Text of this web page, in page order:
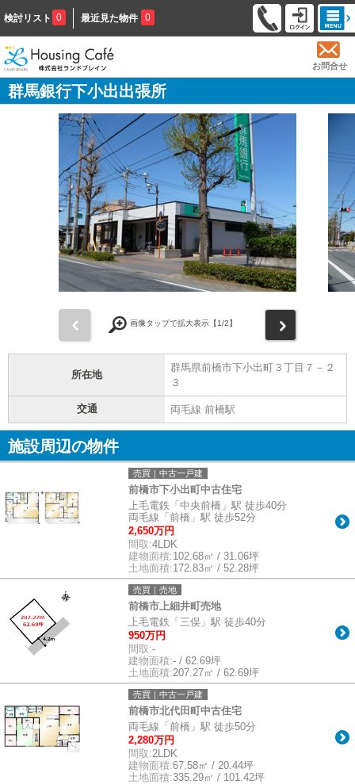
検討リスト 0 最近見た物件 0
お問合せ
群馬銀行下小出出張所
画像タップで拡大表示【1/2】
所在地
群馬県前橋市下小出町３丁目７－２
３
交通 両毛線 前橋駅
施設周辺の物件
売買｜中古一戸建
前橋市下小出町中古住宅
上毛電鉄「中央前橋」駅 徒歩40分
両毛線「前橋」駅 徒歩52分
2,650万円
間取:4LDK
建物面積:102.68㎡ / 31.06坪
土地面積:172.83㎡ / 52.28坪
売買｜売地
前橋市上細井町売地
上毛電鉄「三俣」駅 徒歩40分
950万円
間取:-
建物面積:- / 62.69坪
土地面積:207.27㎡ / 62.69坪
売買｜中古一戸建
前橋市北代田町中古住宅
両毛線「前橋」駅 徒歩50分
2,280万円
間取:2LDK
建物面積:67.58㎡ / 20.44坪
土地面積:335.29㎡ / 101.42坪